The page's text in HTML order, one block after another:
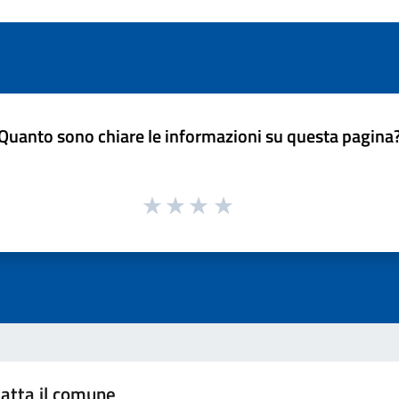
sono chiare le informazioni su questa
il comune